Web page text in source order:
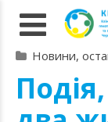
Новини,